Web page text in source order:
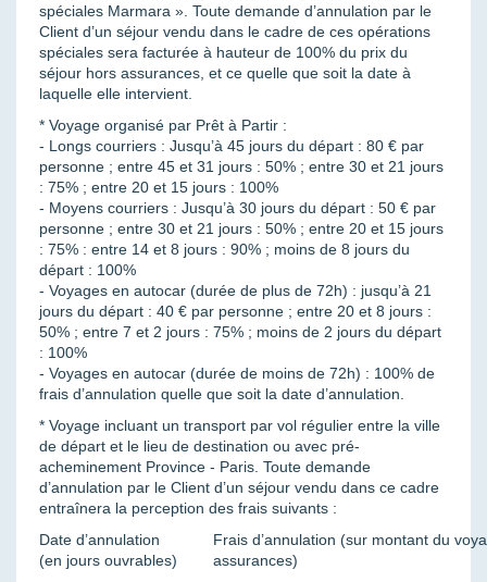
spéciales Marmara ». Toute demande d’annulation par le
Client d’un séjour vendu dans le cadre de ces opérations
spéciales sera facturée à hauteur de 100% du prix du
séjour hors assurances, et ce quelle que soit la date à
laquelle elle intervient.
* Voyage organisé par Prêt à Partir :
- Longs courriers : Jusqu’à 45 jours du départ : 80 € par
personne ; entre 45 et 31 jours : 50% ; entre 30 et 21 jours
: 75% ; entre 20 et 15 jours : 100%
- Moyens courriers : Jusqu’à 30 jours du départ : 50 € par
personne ; entre 30 et 21 jours : 50% ; entre 20 et 15 jours
: 75% : entre 14 et 8 jours : 90% ; moins de 8 jours du
départ : 100%
- Voyages en autocar (durée de plus de 72h) : jusqu’à 21
jours du départ : 40 € par personne ; entre 20 et 8 jours :
50% ; entre 7 et 2 jours : 75% ; moins de 2 jours du départ
: 100%
- Voyages en autocar (durée de moins de 72h) : 100% de
frais d’annulation quelle que soit la date d’annulation.
* Voyage incluant un transport par vol régulier entre la ville
de départ et le lieu de destination ou avec pré-
acheminement Province - Paris. Toute demande
d’annulation par le Client d’un séjour vendu dans ce cadre
entraînera la perception des frais suivants :
Date d’annulation
(en jours ouvrables)
Frais d’annulation (sur montant du
assurances)